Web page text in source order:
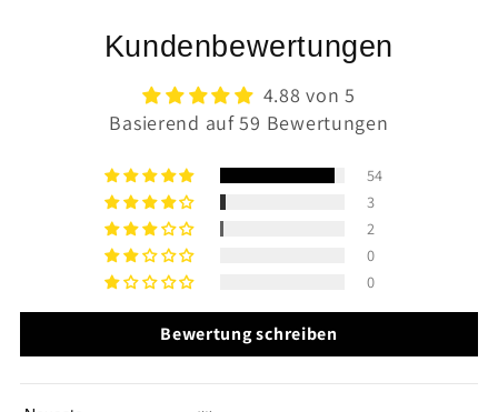
Kundenbewertungen
4.88 von 5
Basierend auf 59 Bewertungen
54
3
2
0
0
Bewertung schreiben